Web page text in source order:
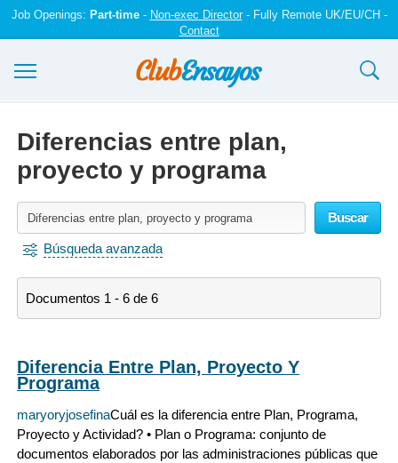
Job Openings: Part-time- Non-exec Director- Fully Remote UK/EU/CH -
Contact
Registrarse
Iniciar sesión
Contáctenos
Diferencias entre plan,
proyecto y programa
Buscar
Búsqueda avanzada
Documentos 1 - 6 de 6
Diferencia Entre Plan, Proyecto Y
Programa
maryoryjosefinaCuál es la diferencia entre Plan, Programa,
Proyecto y Actividad? • Plan o Programa: conjunto de
documentos elaborados por las administraciones públicas que